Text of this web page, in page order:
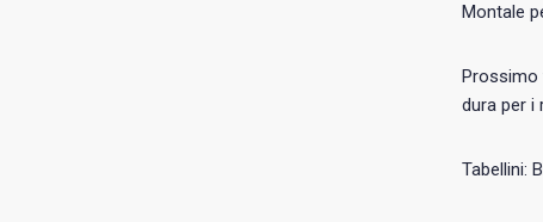
Montale
Prossimo
dura per i
Tabellini: